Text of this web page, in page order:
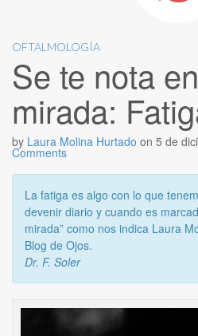
OFTALMOLOGÍA
Se te nota
mirada:
by Laura Molina Hurtado on 5 de
Comments
La fatiga es algo con lo que
devenir diario y cuando es
mirada” como nos indica Laura
Blog de Ojos.
Dr. F. Soler